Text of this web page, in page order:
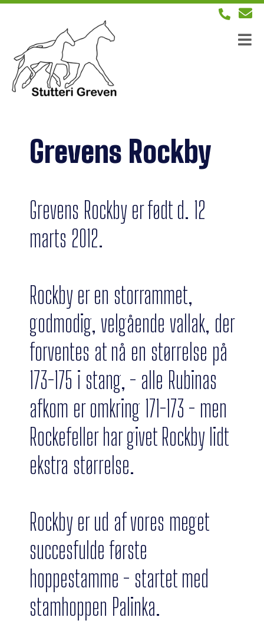
Grevens Rockby
Grevens Rockby er født d. 12
marts 2012.
Rockby er en storrammet,
godmodig, velgående vallak, der
forventes at nå en størrelse på
173-175 i stang, - alle Rubinas
afkom er omkring 171-173 - men
Rockefeller har givet Rockby lidt
ekstra størrelse.
Rockby er ud af vores meget
succesfulde første
hoppestamme - startet med
stamhoppen Palinka.